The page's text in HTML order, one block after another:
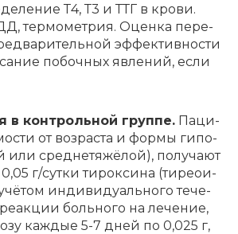
Т4, Т3 и ТТГ в кро­ви.
тер­мо­мет­рия. Оцен­ка пе­ре­
эф­фек­тив­но­сти
по­боч­ных яв­ле­ний, если
в кон­троль­ной груп­пе. Па­ци­
от воз­рас­та и фор­мы ги­по­
или сред­не­тяжёлой), по­лу­ча­ют
г/сут­ки ти­рок­си­на (ти­рео­и­
ин­ди­ви­ду­аль­но­го те­че­
боль­но­го на ле­че­ние,
каж­дые 5-7 дней по 0,025 г,